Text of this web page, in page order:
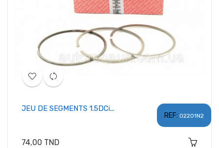
REF: 02201N2
JEU DE SEGMENTS 1.5DCi...
Prix
74,00 TND